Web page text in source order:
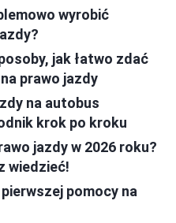
wyrobić
jak łatwo zdać
prawo jazdy
na autobus
krok po kroku
jazdy w 2026 roku?
wiedzieć!
pomocy na